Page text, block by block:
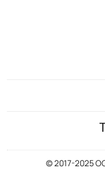
© 2017-2025